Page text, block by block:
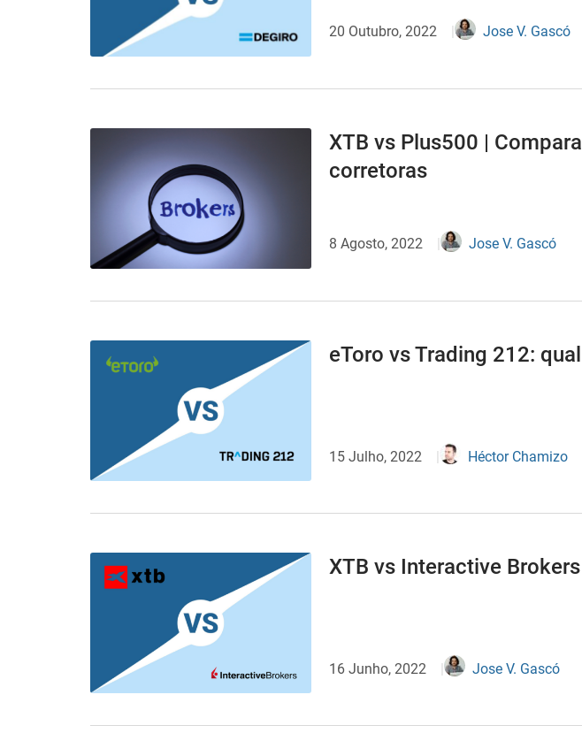
20 Outubro, 2022 Jose V. Gascó
XTB vs Plus500 |
corretoras
8 Agosto, 2022 Jose V. Gascó
eToro vs Trading 212:
15 Julho, 2022 Héctor Chamizo
XTB vs Interactive
16 Junho, 2022 Jose V. Gascó